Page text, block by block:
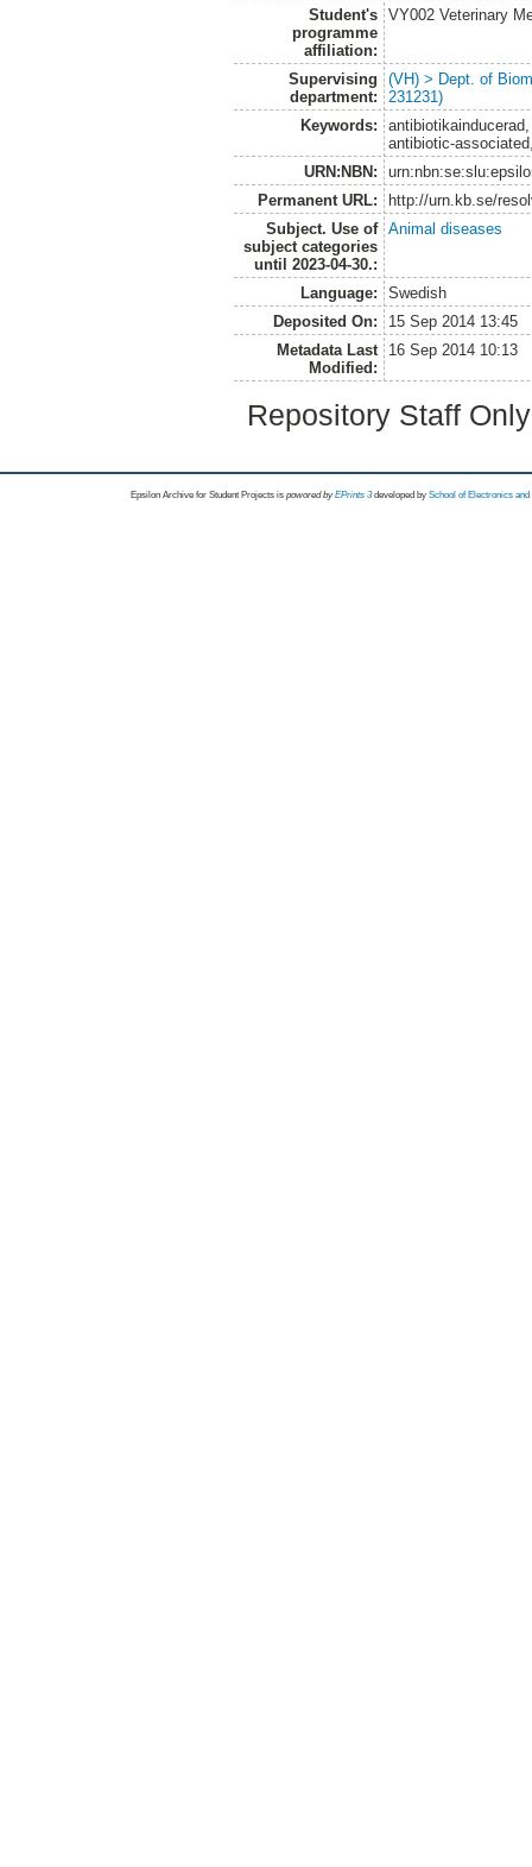
Student's
programme
affiliation:
VY002 Veterinary
Supervising
department:
(VH) > Dept. of
231231)
Keywords:
antibiotic-
URN:NBN:
Permanent URL:
http://urn.kb.se/
Subject. Use of
subject categories
until 2023-04-30.:
Animal diseases
Language:
Swedish
Deposited On:
15 Sep 2014 13:45
Metadata Last
Modified:
16 Sep 2014 10:13
Repository Staff
Epsilon Archive for Student Projects is powored byEPrints 3 developed by School of Electronics